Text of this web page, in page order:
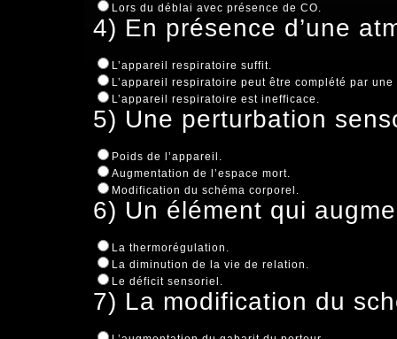
Lors du déblai avec présence de CO.
4) En présence d’une
L’appareil respiratoire suffit.
L’appareil respiratoire peut être complété par
L’appareil respiratoire est inefficace.
5) Une perturbation
Poids de l’appareil.
Augmentation de l’espace mort.
Modification du schéma corporel.
6) Un élément qui
La thermorégulation.
La diminution de la vie de relation.
Le déficit sensoriel.
7) La modification du